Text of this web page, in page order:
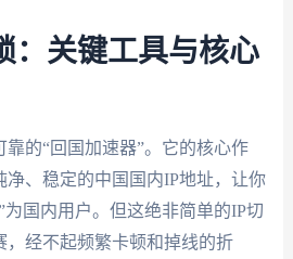
：关键工具与核心
的“回国加速器”。它的核心作
净、稳定的中国国内IP地址，让你
为国内用户。但这绝非简单的IP切
，经不起频繁卡顿和掉线的折